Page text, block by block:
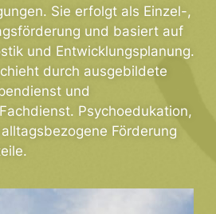
Sie erfolgt als Einzel-,
und basiert auf
und Entwicklungsplanung.
durch ausgebildete
und
Psychoedukation,
Förderung